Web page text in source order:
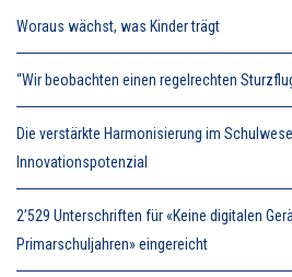
Woraus wächst, was Kinder trägt
“Wir beobachten einen regelrechten
Die verstärkte Harmonisierung im
Innovationspotenzial
2’529 Unterschriften für «Keine digitalen
Primarschuljahren» eingereicht